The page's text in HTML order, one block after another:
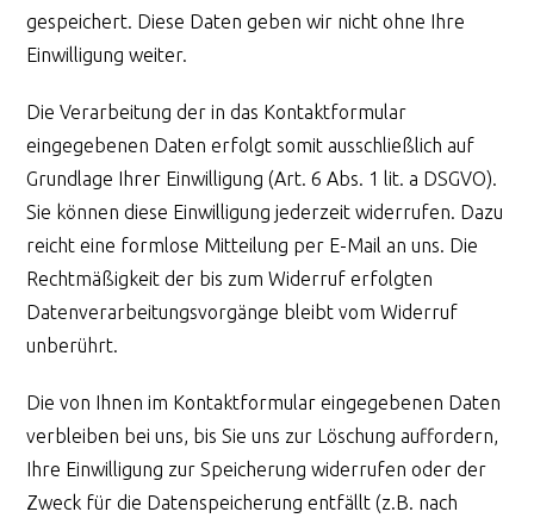
gespeichert. Diese Daten geben wir nicht ohne Ihre
Einwilligung weiter.
Die Verarbeitung der in das Kontaktformular
eingegebenen Daten erfolgt somit ausschließlich auf
Grundlage Ihrer Einwilligung (Art. 6 Abs. 1 lit. a DSGVO).
Sie können diese Einwilligung jederzeit widerrufen. Dazu
reicht eine formlose Mitteilung per E-Mail an uns. Die
Rechtmäßigkeit der bis zum Widerruf erfolgten
Datenverarbeitungsvorgänge bleibt vom Widerruf
unberührt.
Die von Ihnen im Kontaktformular eingegebenen Daten
verbleiben bei uns, bis Sie uns zur Löschung auffordern,
Ihre Einwilligung zur Speicherung widerrufen oder der
Zweck für die Datenspeicherung entfällt (z.B. nach